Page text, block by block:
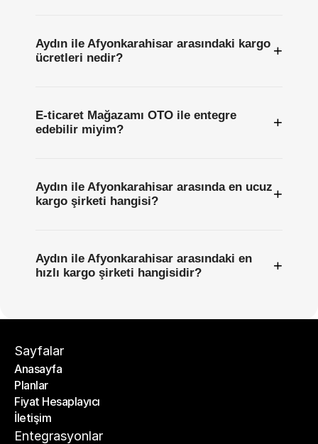
Aydın ile Afyonkarahisar arasındaki kargo
ücretleri nedir?
+
E-ticaret Mağazamı OTO ile entegre
edebilir miyim?
+
Aydın ile Afyonkarahisar arasında en ucuz
kargo şirketi hangisi?
+
Aydın ile Afyonkarahisar arasındaki en
hızlı kargo şirketi hangisidir?
+
Sayfalar
Anasayfa
Anasayfa
Planlar
Planlar
Fiyat Hesaplayıcı
Fiyat Hesaplayıcı
İletişim
İletişim
Entegrasyonlar